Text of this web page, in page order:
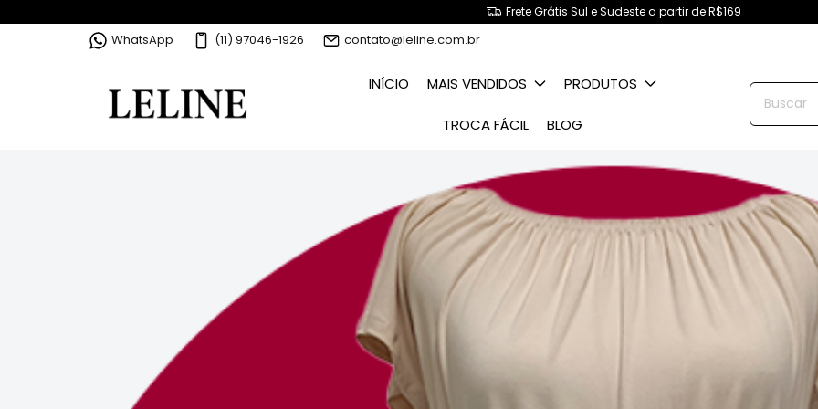
Frete Grátis Sul e Sudeste a partir de R$169
WhatsApp (11) 97046-1926 contato@leline.com.br
INÍCIO MAIS VENDIDOS PRODUTOS
TROCA FÁCIL BLOG